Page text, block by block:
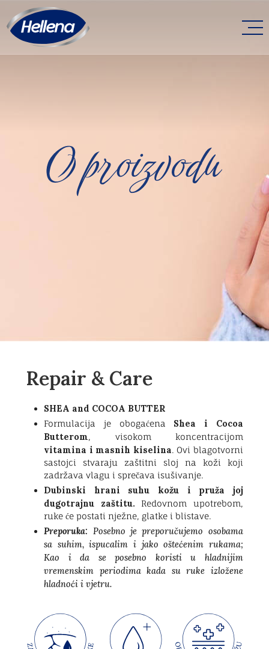
Repair & Care
SHEA and COCOA BUTTER
Formulacija je obogaćena Shea i Cocoa
Butterom, visokom koncentracijom
vitamina i masnih kiselina. Ovi blagotvorni
sastojci stvaraju zaštitni sloj na koži koji
zadržava vlagu i sprečava isušivanje.
Dubinski hrani suhu kožu i pruža joj
dugotrajnu zaštitu. Redovnom upotrebom,
ruke će postati nježne, glatke i blistave.
Preporuka: Posebno je preporučujemo osobama
sa suhim, ispucalim i jako oštećenim rukama;
Kao i da se posebno koristi u hladnijim
vremenskim periodima kada su ruke izložene
hladnoći i vjetru.